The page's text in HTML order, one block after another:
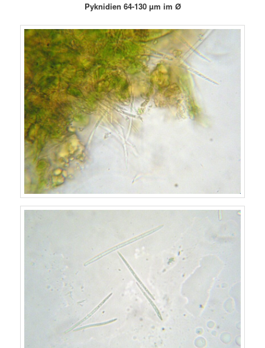
Pyknidien 64-130 µm im Ø